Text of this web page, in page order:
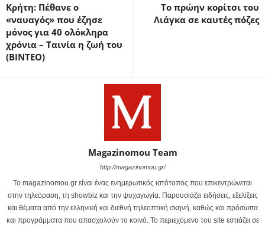
Κρήτη: Πέθανε ο
«ναυαγός» που έζησε
μόνος για 40 ολόκληρα
χρόνια – Ταινία η ζωή του
(ΒΙΝΤΕΟ)
Το πρώην κορίτσι του
Λιάγκα σε καυτές πόζες
Magazinomou Team
http://magazinomou.gr/
Το magazinomou.gr είναι ένας ενημερωτικός ιστότοπος που επικεντρώνεται
στην τηλεόραση, τη showbiz και την ψυχαγωγία. Παρουσιάζει ειδήσεις, εξελίξεις
και θέματα από την ελληνική και διεθνή τηλεοπτική σκηνή, καθώς και πρόσωπα
και προγράμματα που απασχολούν το κοινό. Το περιεχόμενο του site εστιάζει σε